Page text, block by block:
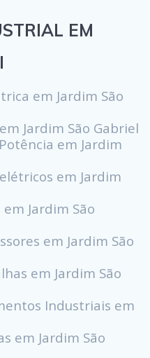
EM
em Jardim São
Jardim São Gabriel
em Jardim
em Jardim
Jardim São
em Jardim São
em Jardim São
Industriais em
em Jardim São